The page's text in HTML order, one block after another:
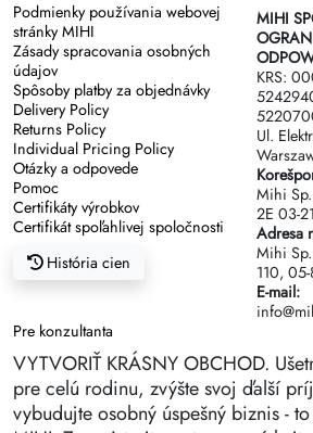
Podmienky používania webovej
stránky MIHI
Zásady spracovania osobných
údajov
Spôsoby platby za objednávky
Delivery Policy
Returns Policy
Individual Pricing Policy
Otázky a odpovede
Pomoc
Certifikáty výrobkov
Certifikát spoľahlivej spoločnosti
História cien
MIHI
KRS:
Ul.
Mihi
2Е 03-
Adresa
Mihi
110,
E-mail:
Pre konzultanta
VYTVORIŤ KRÁSNY OBCHOD.
pre celú rodinu, zvýšte svoj ďalší
vybudujte osobný úspešný biznis -